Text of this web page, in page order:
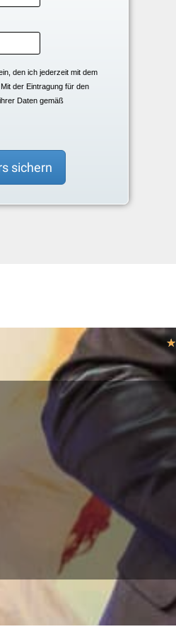
den ich jederzeit mit dem
der Eintragung für den
Daten gemäß
sichern
☆